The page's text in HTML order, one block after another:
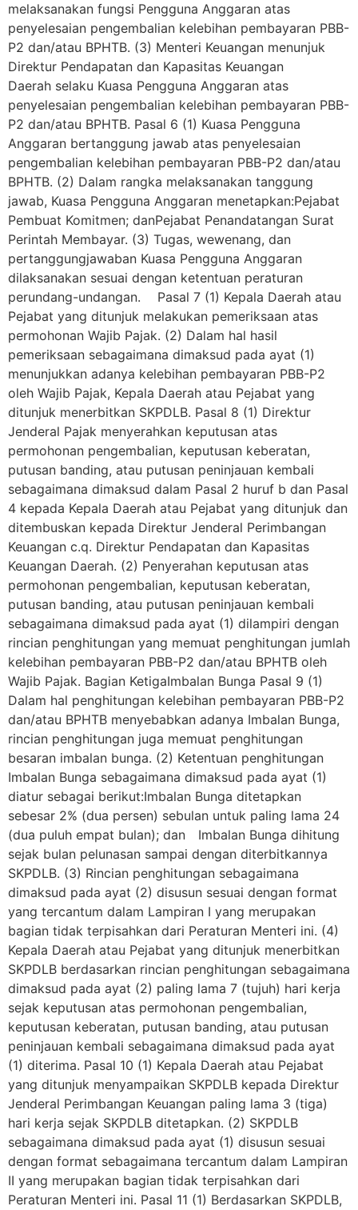
melaksanakan fungsi Pengguna Anggaran atas
penyelesaian pengembalian kelebihan pembayaran PBB-
P2 dan/atau BPHTB. (3) Menteri Keuangan menunjuk
Direktur Pendapatan dan Kapasitas Keuangan
Daerah selaku Kuasa Pengguna Anggaran atas
penyelesaian pengembalian kelebihan pembayaran PBB-
P2 dan/atau BPHTB. Pasal 6 (1) Kuasa Pengguna
Anggaran bertanggung jawab atas penyelesaian
pengembalian kelebihan pembayaran PBB-P2 dan/atau
BPHTB. (2) Dalam rangka melaksanakan tanggung
jawab, Kuasa Pengguna Anggaran menetapkan:Pejabat
Pembuat Komitmen; danPejabat Penandatangan Surat
Perintah Membayar. (3) Tugas, wewenang, dan
pertanggungjawaban Kuasa Pengguna Anggaran
dilaksanakan sesuai dengan ketentuan peraturan
perundang-undangan. Pasal 7 (1) Kepala Daerah atau
Pejabat yang ditunjuk melakukan pemeriksaan atas
permohonan Wajib Pajak. (2) Dalam hal hasil
pemeriksaan sebagaimana dimaksud pada ayat (1)
menunjukkan adanya kelebihan pembayaran PBB-P2
oleh Wajib Pajak, Kepala Daerah atau Pejabat yang
ditunjuk menerbitkan SKPDLB. Pasal 8 (1) Direktur
Jenderal Pajak menyerahkan keputusan atas
permohonan pengembalian, keputusan keberatan,
putusan banding, atau putusan peninjauan kembali
sebagaimana dimaksud dalam Pasal 2 huruf b dan Pasal
4 kepada Kepala Daerah atau Pejabat yang ditunjuk dan
ditembuskan kepada Direktur Jenderal Perimbangan
Keuangan c.q. Direktur Pendapatan dan Kapasitas
Keuangan Daerah. (2) Penyerahan keputusan atas
permohonan pengembalian, keputusan keberatan,
putusan banding, atau putusan peninjauan kembali
sebagaimana dimaksud pada ayat (1) dilampiri dengan
rincian penghitungan yang memuat penghitungan jumlah
kelebihan pembayaran PBB-P2 dan/atau BPHTB oleh
Wajib Pajak. Bagian KetigaImbalan Bunga Pasal 9 (1)
Dalam hal penghitungan kelebihan pembayaran PBB-P2
dan/atau BPHTB menyebabkan adanya Imbalan Bunga,
rincian penghitungan juga memuat penghitungan
besaran imbalan bunga. (2) Ketentuan penghitungan
Imbalan Bunga sebagaimana dimaksud pada ayat (1)
diatur sebagai berikut:Imbalan Bunga ditetapkan
sebesar 2% (dua persen) sebulan untuk paling lama 24
(dua puluh empat bulan); dan Imbalan Bunga dihitung
sejak bulan pelunasan sampai dengan diterbitkannya
SKPDLB. (3) Rincian penghitungan sebagaimana
dimaksud pada ayat (2) disusun sesuai dengan format
yang tercantum dalam Lampiran I yang merupakan
bagian tidak terpisahkan dari Peraturan Menteri ini. (4)
Kepala Daerah atau Pejabat yang ditunjuk menerbitkan
SKPDLB berdasarkan rincian penghitungan sebagaimana
dimaksud pada ayat (2) paling lama 7 (tujuh) hari kerja
sejak keputusan atas permohonan pengembalian,
keputusan keberatan, putusan banding, atau putusan
peninjauan kembali sebagaimana dimaksud pada ayat
(1) diterima. Pasal 10 (1) Kepala Daerah atau Pejabat
yang ditunjuk menyampaikan SKPDLB kepada Direktur
Jenderal Perimbangan Keuangan paling lama 3 (tiga)
hari kerja sejak SKPDLB ditetapkan. (2) SKPDLB
sebagaimana dimaksud pada ayat (1) disusun sesuai
dengan format sebagaimana tercantum dalam Lampiran
II yang merupakan bagian tidak terpisahkan dari
Peraturan Menteri ini. Pasal 11 (1) Berdasarkan SKPDLB,